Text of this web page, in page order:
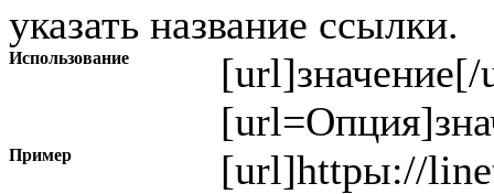
указать название ссылки.
Использование [url]значение[/
[url=Опция]
Пример
[url]httpы://